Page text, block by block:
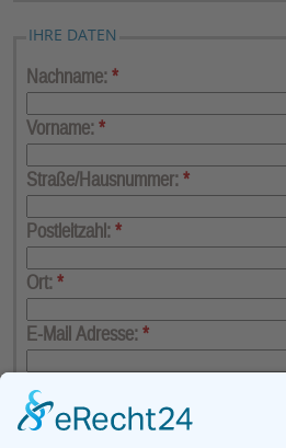
IHRE DATEN
Nachname: *
Vorname: *
Straße/Hausnummer: *
Postleitzahl: *
Ort: *
E-Mail Adresse: *
Telefon: